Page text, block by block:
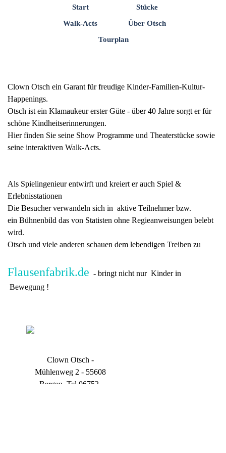
Direkt zum Seiteninhalt Menü überspringen
Start Stücke
Walk-Acts
Über Otsch
Tourplan
Clown Otsch ein Garant für freudige Kinder-Familien-Kultur-
Happenings.
Otsch ist ein Klamaukeur erster Güte - über 40 Jahre sorgt er für
schöne Kindheitserinnerungen.
Hier finden Sie seine Show Programme und Theaterstücke sowie
seine interaktiven Walk-Acts.
Als Spielingenieur entwirft und kreiert er auch Spiel &
Erlebnisstationen
Die Besucher verwandeln sich in aktive Teilnehmer bzw.
ein Bühnenbild das von Statisten ohne Regieanweisungen belebt
wird.
Otsch und viele anderen schauen dem lebendigen Treiben zu
Flausenfabrik.de - bringt nicht nur Kinder in
Bewegung !
Clown Otsch -
Mühlenweg 2 - 55608
Bergen Tel 06752-